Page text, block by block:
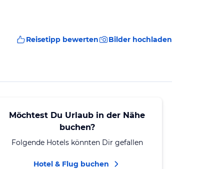
Reisetipp bewerten Bilder hochladen
Möchtest Du Urlaub in der Nähe
buchen?
Folgende Hotels könnten Dir gefallen
Hotel & Flug buchen